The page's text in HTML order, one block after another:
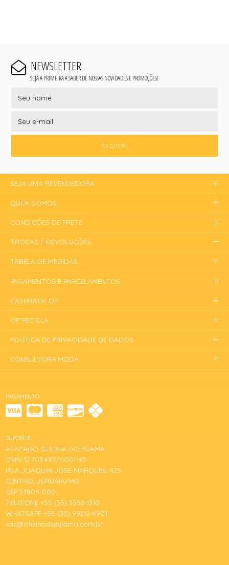
NEWSLETTER
SEJA A PRIMEIRA A SABER DE NOSSAS NOVIDADES E PROMOÇÕES!
EU QUERO
PAGAMENTO
SUPORTE
ATACADO OFICINA DO PIJAMA
CNPJ 12.703.497/0001-93
RUA JOAQUIM JOSE MARQUES, 425
CENTRO, JURUAIA/MG
CEP 37805-000
TELEFONE +55 (35) 3553-1310
WHATSAPP +55 (35) 99212-4901
sac@oficinadopijama.com.br
SEJA UMA REVENDEDORA
QUEM SOMOS
CONDIÇÕES DE FRETE
TROCAS E DEVOLUÇÕES
TABELA DE MEDIDAS
PAGAMENTOS E PARCELAMENTOS
CASHBACK OP
OP RECICLA
POLÍTICA DE PRIVACIDADE DE DADOS
CONSULTORA.MODA